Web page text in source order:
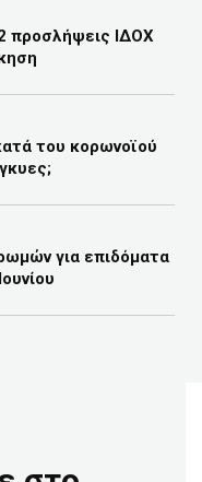
προσλήψεις ΙΔΟΧ
του κορωνοϊού
για επιδόματα